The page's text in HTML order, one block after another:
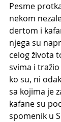
Pesme
nekom
dertom i
njega su
celog života
svima i
ko su, ni
sa kojima je
kafane su
spomenik u